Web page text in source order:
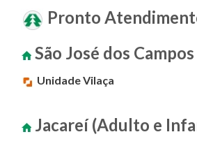
Pronto
São José dos Campos
Unidade Vilaça
Jacareí (Adulto e